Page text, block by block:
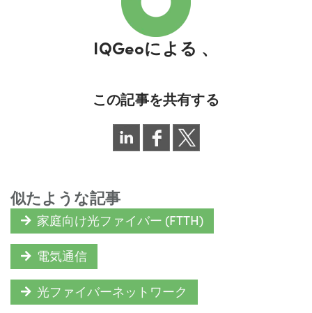
IQGeoによる 、
この記事を共有する
似たような記事
家庭向け光ファイバー (FTTH)
電気通信
光ファイバーネットワーク